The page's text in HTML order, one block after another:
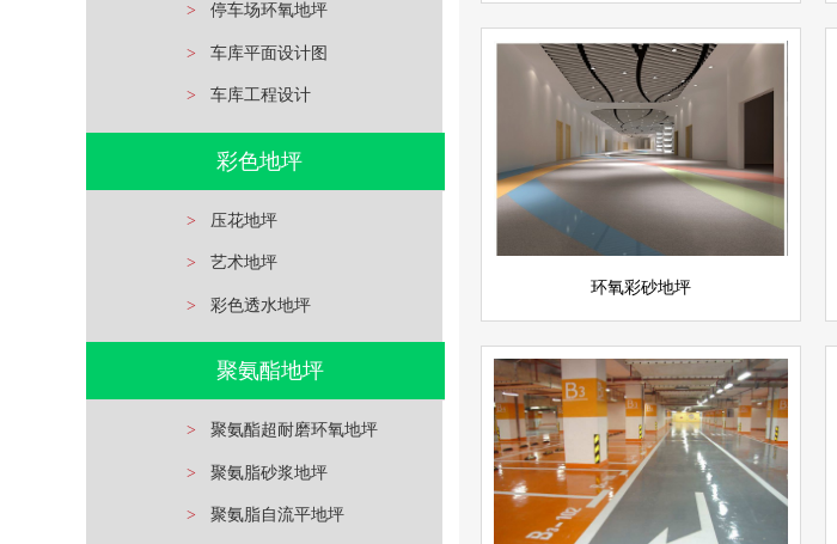
> 停车场环氧地坪
> 车库平面设计图
> 车库工程设计
彩色地坪
> 压花地坪
> 艺术地坪
> 彩色透水地坪
聚氨酯地坪
> 聚氨酯超耐磨环氧地坪
> 聚氨脂砂浆地坪
> 聚氨脂自流平地坪
环氧彩砂地坪
环氧彩砂地坪
环氧地坪
立即询问
查看详情
环氧平涂地坪
环氧地坪
查看详情
立即询问
查看详情